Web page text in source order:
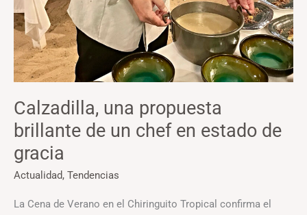
Calzadilla, una propuesta
brillante de un chef en estado de
gracia
Actualidad, Tendencias
La Cena de Verano en el Chiringuito Tropical confirma el